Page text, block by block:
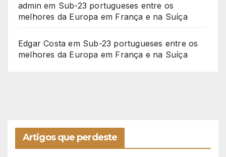
admin em Sub-23 portugueses entre os
melhores da Europa em França e na Suíça
Edgar Costa em Sub-23 portugueses entre os
melhores da Europa em França e na Suíça
Artigos que perdeste